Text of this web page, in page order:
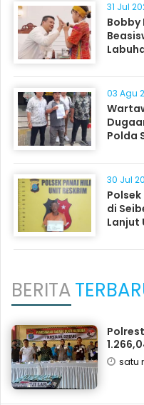
31 Jul
Bobby
03 Agu
Polda
30 Jul
di
Lanjut
BERITA
satu